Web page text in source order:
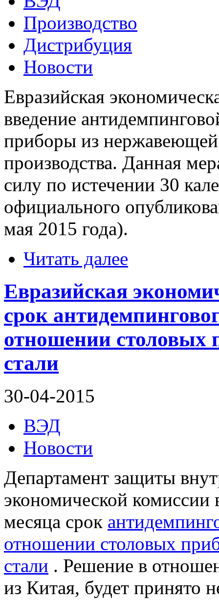
Производство
Дистрибуция
Новости
Евразийская
введение
приборы из нержавеющей
производства. Данная
силу по истечении 30
официального
мая 2015 года).
Читать далее
Евразийская
срок
отношении столовых
стали
30-04-2015
ВЭД
Новости
Департамент защиты
экономической комиссии
месяца срок
отношении столовых
стали . Решение в
из Китая, будет принято